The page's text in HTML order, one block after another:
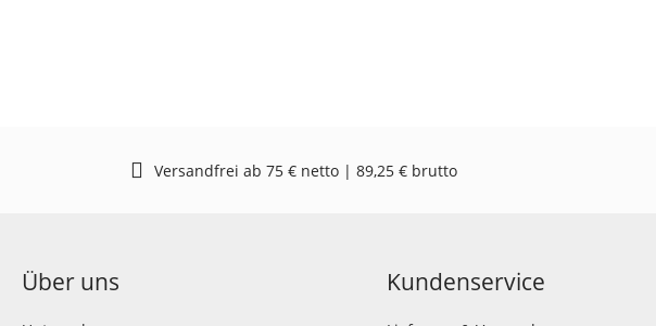
Versandfrei ab 75 € netto | 89,25 € brutto
Über uns Kundenservice